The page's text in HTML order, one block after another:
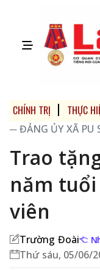
CHÍNH TRỊ THỰC
─ ĐẢNG ỦY XÃ PU
Trao
năm
viên
Trường Đoài
Thứ sáu, 05/06/